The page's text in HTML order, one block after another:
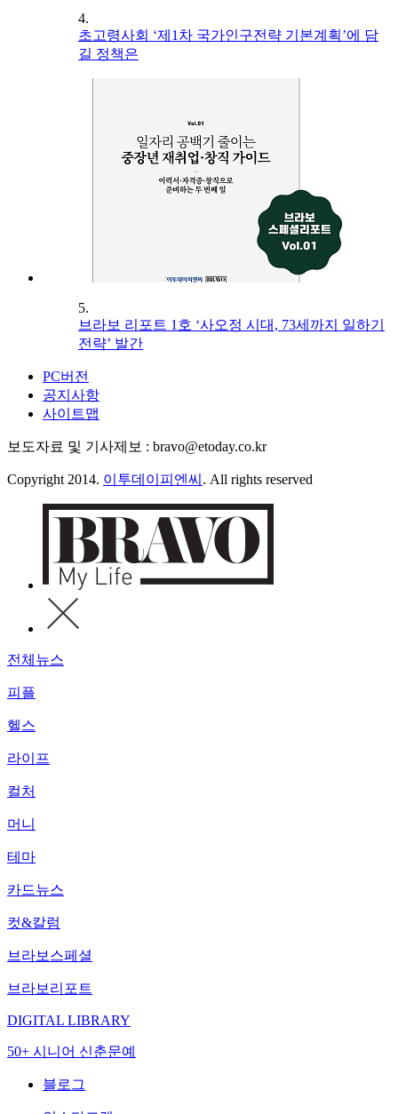
4.
초고령사회 ‘제1차 국가인구전략 기본계획’에 담
길 정책은
5.
브라보 리포트 1호 ‘사오정 시대, 73세까지 일하기
전략’ 발간
PC버전
공지사항
사이트맵
보도자료 및 기사제보 : bravo@etoday.co.kr
Copyright 2014. 이투데이피엔씨 . All rights reserved
전체뉴스
피플
헬스
라이프
컬처
머니
테마
카드뉴스
컷&칼럼
브라보스페셜
브라보리포트
DIGITAL LIBRARY
50+ 시니어 신춘문예
블로그